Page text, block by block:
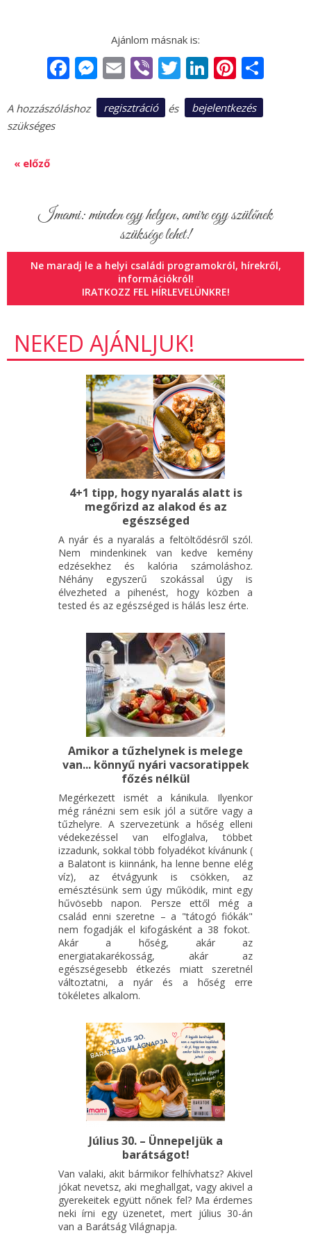
Facebook
Messenger
EmailViberTwitter
LinkedIn
A hozzászóláshoz regisztráció és
bejelentkezés
szükséges
« előző
Imami: minden egy helyen, amire egy szülőnek
szüksége lehet!
Ne maradj le a helyi családi programokról, hírekről,
információkról!
IRATKOZZ FEL HÍRLEVELÜNKRE!
NEKED AJÁNLJUK!
4+1 tipp, hogy nyaralás alatt is
megőrizd az alakod és az
egészséged
A nyár és a nyaralás a feltöltődésről szól.
Nem mindenkinek van kedve kemény
edzésekhez és kalória számoláshoz.
Néhány egyszerű szokással úgy is
élvezheted a pihenést, hogy közben a
tested és az egészséged is hálás lesz érte.
Amikor a tűzhelynek is melege
van... könnyű nyári vacsoratippek
főzés nélkül
Megérkezett ismét a kánikula. Ilyenkor
még ránézni sem esik jól a sütőre vagy a
tűzhelyre. A szervezetünk a hőség elleni
védekezéssel van elfoglalva, többet
izzadunk, sokkal több folyadékot kívánunk (
a Balatont is kiinnánk, ha lenne benne elég
víz), az étvágyunk is csökken, az
emésztésünk sem úgy működik, mint egy
hűvösebb napon. Persze ettől még a
család enni szeretne – a "tátogó fiókák"
nem fogadják el kifogásként a 38 fokot.
Akár a hőség, akár az
energiatakarékosság, akár az
egészségesebb étkezés miatt szeretnél
változtatni, a nyár és a hőség erre
tökéletes alkalom.
Július 30. – Ünnepeljük a
barátságot!
Van valaki, akit bármikor felhívhatsz? Akivel
jókat nevetsz, aki meghallgat, vagy akivel a
gyerekeitek együtt nőnek fel? Ma érdemes
neki írni egy üzenetet, mert július 30-án
van a Barátság Világnapja.